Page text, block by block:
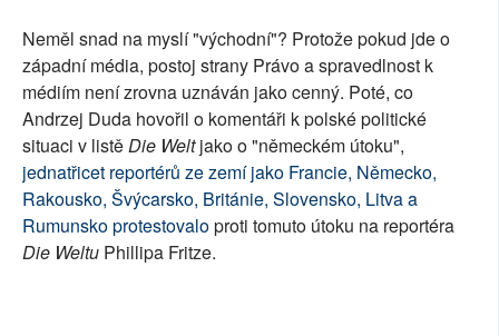
Neměl snad na myslí "východní"? Protože pokud jde o
západní média, postoj strany Právo a spravedlnost k
médiím není zrovna uznáván jako cenný. Poté, co
Andrzej Duda hovořil o komentáři k polské politické
situaci v listěDie Weltjako o "německém útoku",
jednatřicet reportérů ze zemí jako Francie, Německo,
Rakousko, Švýcarsko, Británie, Slovensko, Litva a
Rumunsko protestovaloproti tomuto útoku na reportéra
Die Weltu Phillipa Fritze.